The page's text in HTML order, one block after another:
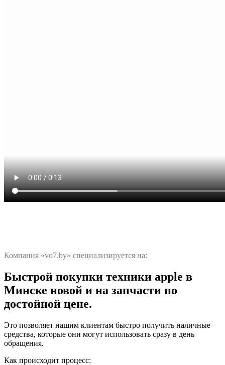
Компания «vo7.by» специализируется на:
Быстрой покупки техники apple в
Минске новой и на запчасти по
достойной цене.
Это позволяет нашим клиентам быстро получить наличные
средства, которые они могут использовать сразу в день
обращения.
Как происходит процесс: